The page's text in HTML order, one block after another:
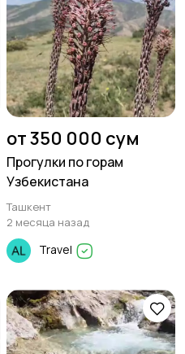
от 350 000 сум
Прогулки по горам
Узбекистана
Ташкент
2 месяца назад
Travel